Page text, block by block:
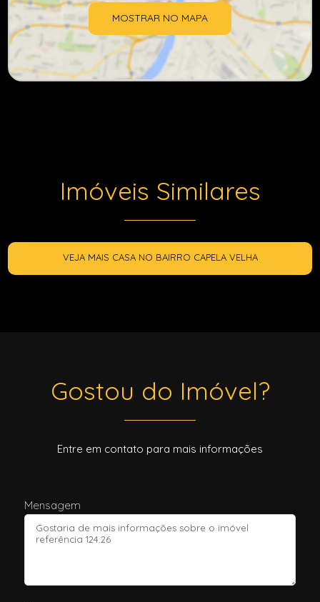
MOSTRAR NO MAPA
Imóveis Similares
VEJA MAIS CASA NO BAIRRO CAPELA VELHA
Gostou do Imóvel?
Entre em contato para mais informações
Mensagem